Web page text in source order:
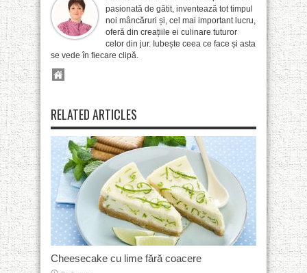
pasionată de gătit, inventează tot timpul
noi mâncăruri și, cel mai important lucru,
oferă din creațiile ei culinare tuturor
celor din jur. Iubește ceea ce face și asta
se vede în fiecare clipă.
RELATED ARTICLES
Cheesecake cu lime fără coacere